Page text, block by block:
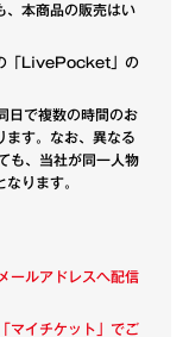
、本商品の販売はい
の「LivePocket」の
日で複数の時間のお
ます。なお、異なる
も、当社が同一人物
ります。
ルアドレスへ配信
イチケット」でご